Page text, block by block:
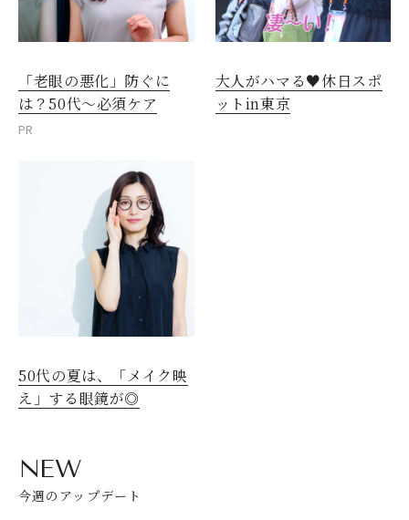
「老眼の悪化」防ぐに
は？50代～必須ケア
PR
大人がハマる♥休日スポ
ットin東京
50代の夏は、「メイク映
え」する眼鏡が◎
NEW
今週のアップデート